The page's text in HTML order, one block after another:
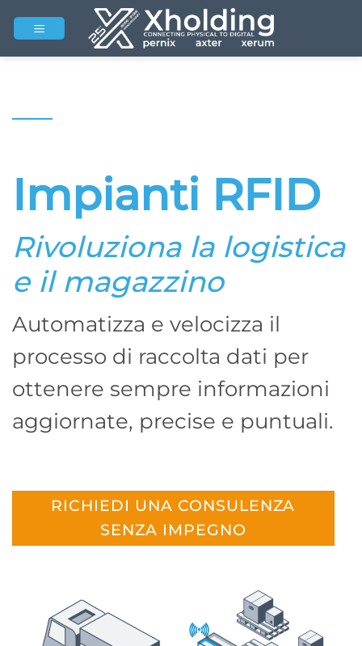
Impianti RFID
Rivoluziona la logistica
e il magazzino
Automatizza e velocizza il
processo di raccolta dati per
ottenere sempre informazioni
aggiornate, precise e puntuali.
RICHIEDI UNA CONSULENZA
SENZA IMPEGNO